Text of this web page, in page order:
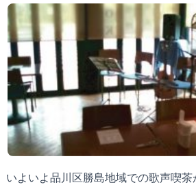
いよいよ品川区勝島地域での歌声喫